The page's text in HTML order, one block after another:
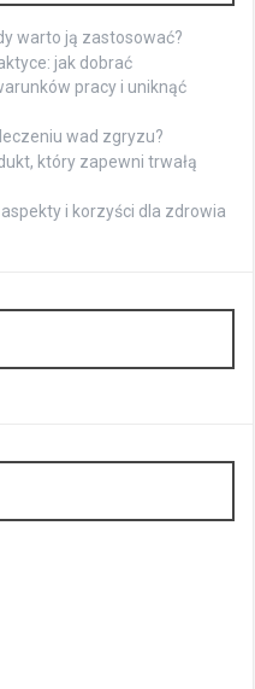
warto ją zastosować?
jak dobrać
pracy i uniknąć
wad zgryzu?
który zapewni trwałą
i korzyści dla zdrowia